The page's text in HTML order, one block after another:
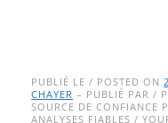
Main menu
to
content
PUBLIÉ LE / POSTED ON
CHAYER – PUBLIÉ PAR /
SOURCE DE CONFIANCE
ANALYSES FIABLES /